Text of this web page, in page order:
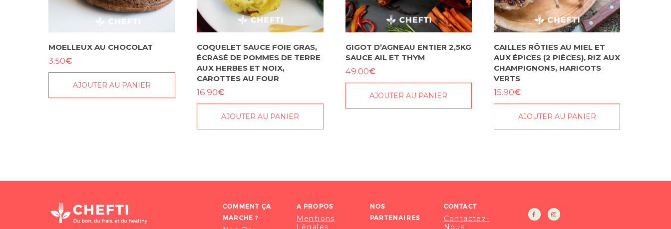
MOELLEUX AU CHOCOLAT
3.50€
AJOUTER AU PANIER
COQUELET SAUCE FOIE GRAS,
ÉCRASÉ DE POMMES DE TERRE
AUX HERBES ET NOIX,
CAROTTES AU FOUR
16.90€
AJOUTER AU PANIER
GIGOT D’AGNEAU ENTIER 2,5KG
SAUCE AIL ET THYM
49.00€
AJOUTER AU PANIER
CAILLES RÔTIES AU MIEL ET
AUX ÉPICES (2 PIÈCES), RIZ AUX
CHAMPIGNONS, HARICOTS
VERTS
15.90€
AJOUTER AU PANIER
COMMENT ÇA
MARCHE ?
A PROPOS
Mentions
Légales
NOS
PARTENAIRES
CONTACT
Contactez-
Nous